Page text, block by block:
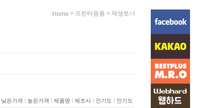
Home > 프린터용품 > 재생토너
낮은가격 | 높은가격 | 제품명 | 제조사 | 인기도 | 인기도